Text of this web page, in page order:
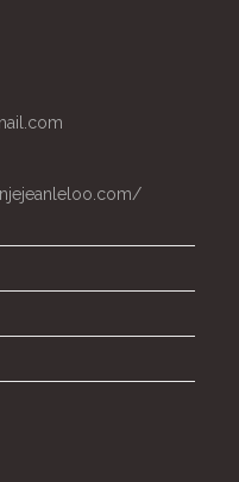
application